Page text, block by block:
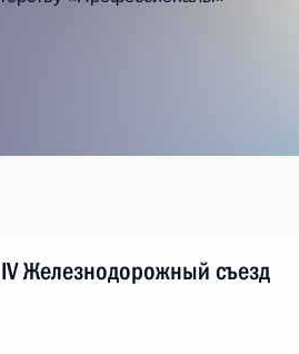
IV Железнодорожный съезд